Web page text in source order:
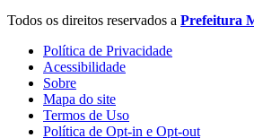
Todos os direitos reservados a Prefeitura
Política de Privacidade
Acessibilidade
Sobre
Mapa do site
Termos de Uso
Política de Opt-in e Opt-out